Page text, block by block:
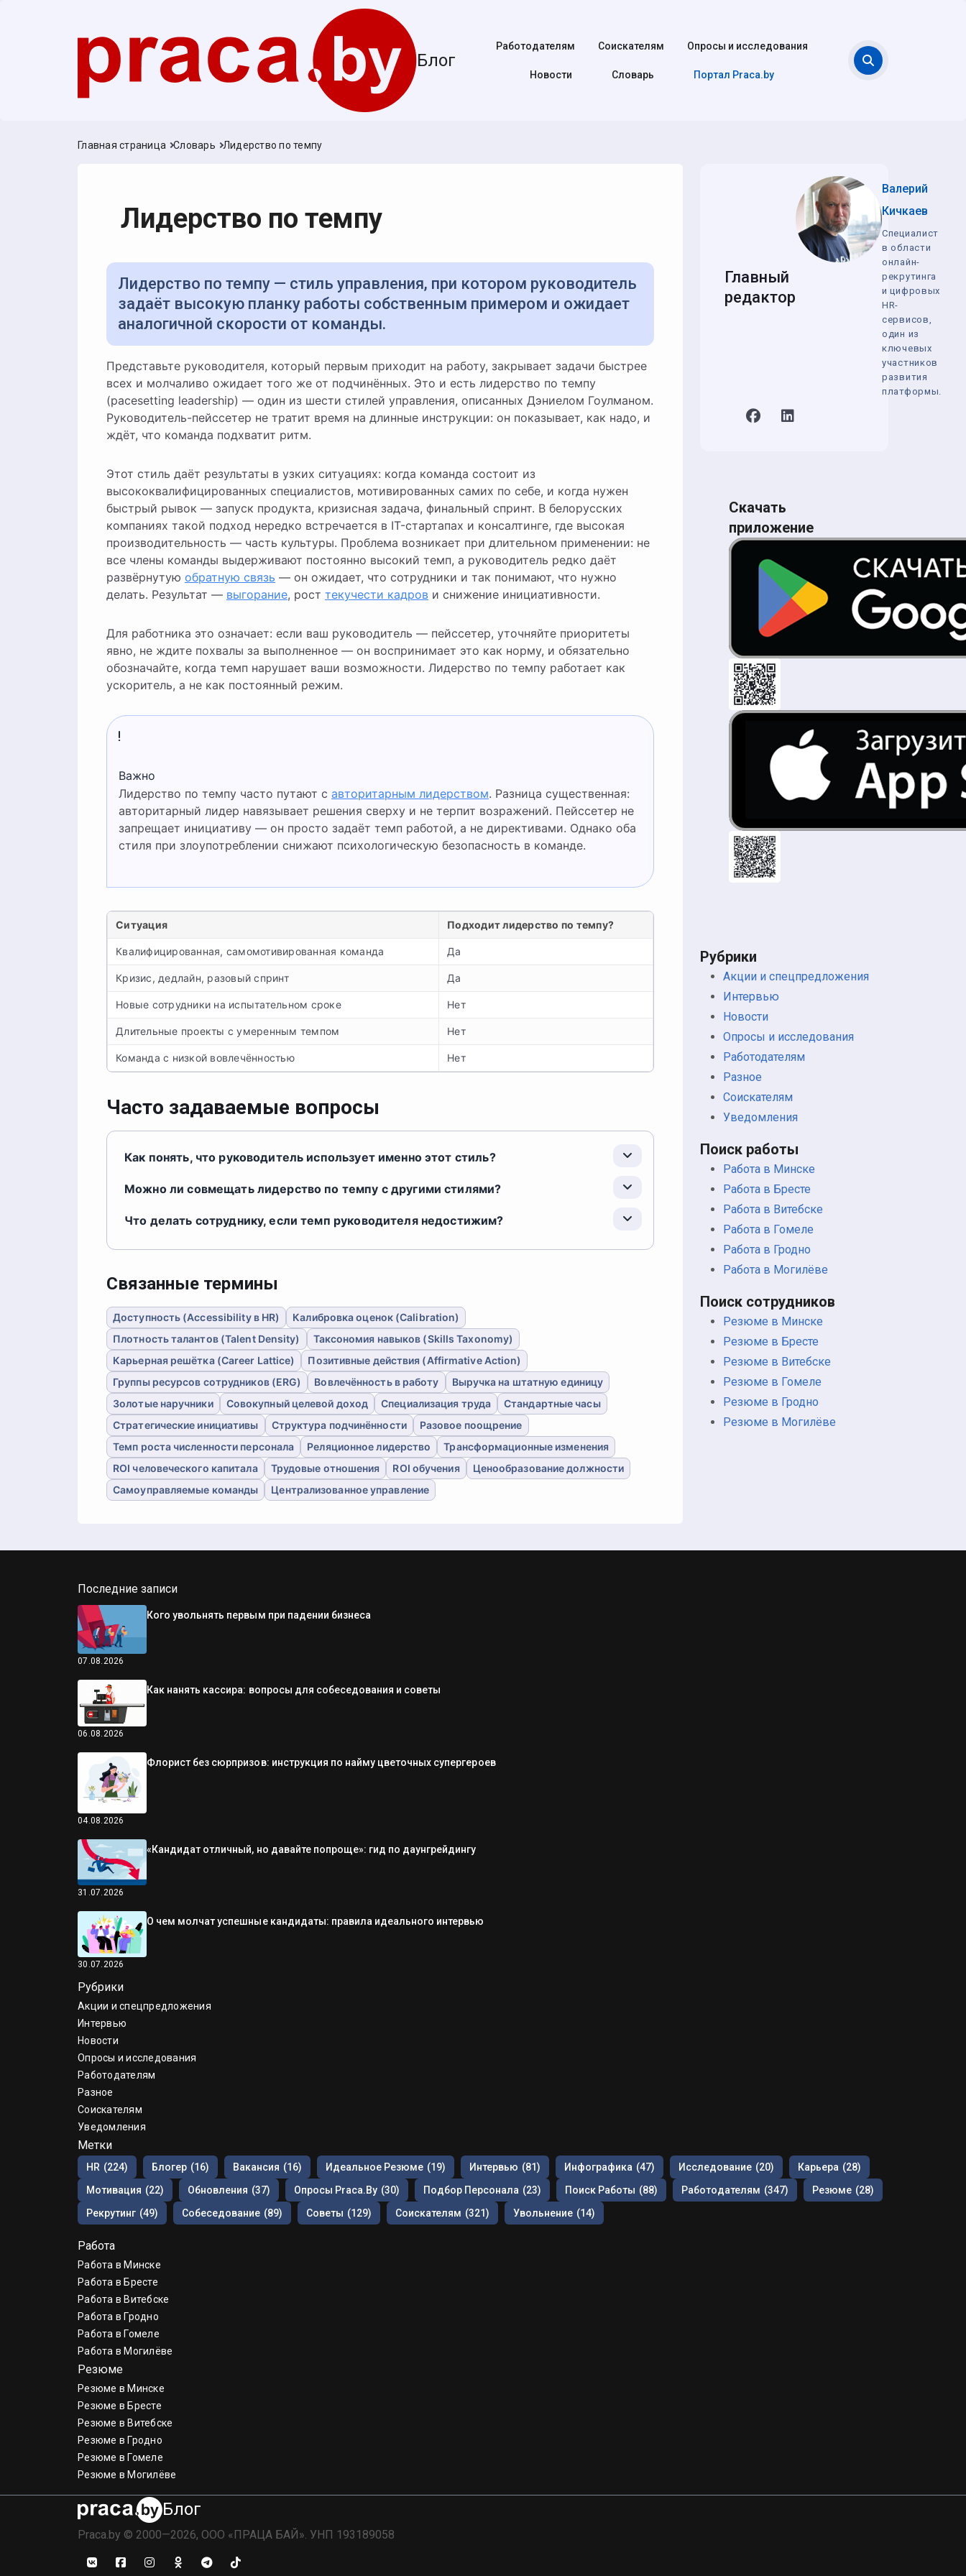
Блог
Работодателям Соискателям Опросы и исследования
Новости Cловарь Портал Praca.by
Главная страница Словарь Лидерство по темпу
Лидерство по темпу
Лидерство по темпу — стиль управления, при котором руководитель
задаёт высокую планку работы собственным примером и ожидает
аналогичной скорости от команды.
Представьте руководителя, который первым приходит на работу, закрывает задачи быстрее
всех и молчаливо ожидает того же от подчинённых. Это и есть лидерство по темпу
(pacesetting leadership) — один из шести стилей управления, описанных Дэниелом Гоулманом.
Руководитель-пейссетер не тратит время на длинные инструкции: он показывает, как надо, и
ждёт, что команда подхватит ритм.
Этот стиль даёт результаты в узких ситуациях: когда команда состоит из
высококвалифицированных специалистов, мотивированных самих по себе, и когда нужен
быстрый рывок — запуск продукта, кризисная задача, финальный спринт. В белорусских
компаниях такой подход нередко встречается в IT-стартапах и консалтинге, где высокая
производительность — часть культуры. Проблема возникает при длительном применении: не
все члены команды выдерживают постоянно высокий темп, а руководитель редко даёт
развёрнутую обратную связь — он ожидает, что сотрудники и так понимают, что нужно
делать. Результат — выгорание, рост текучести кадров и снижение инициативности.
Для работника это означает: если ваш руководитель — пейссетер, уточняйте приоритеты
явно, не ждите похвалы за выполненное — он воспринимает это как норму, и обязательно
обозначайте, когда темп нарушает ваши возможности. Лидерство по темпу работает как
ускоритель, а не как постоянный режим.
Важно
Лидерство по темпу часто путают с авторитарным лидерством. Разница существенная:
авторитарный лидер навязывает решения сверху и не терпит возражений. Пейссетер не
запрещает инициативу — он просто задаёт темп работой, а не директивами. Однако оба
стиля при злоупотреблении снижают психологическую безопасность в команде.
Ситуация Подходит лидерство по темпу?
Квалифицированная, самомотивированная команда Да
Кризис, дедлайн, разовый спринт Да
Новые сотрудники на испытательном сроке Нет
Длительные проекты с умеренным темпом Нет
Команда с низкой вовлечённостью Нет
Часто задаваемые вопросы
Как понять, что руководитель использует именно этот стиль?
Можно ли совмещать лидерство по темпу с другими стилями?
Что делать сотруднику, если темп руководителя недостижим?
Связанные термины
Доступность (Accessibility в HR)
Калибровка оценок (Calibration)
Плотность талантов (Talent Density)
Таксономия навыков (Skills Taxonomy)
Карьерная решётка (Career Lattice)
Позитивные действия (Affirmative Action)
Группы ресурсов сотрудников (ERG)
Вовлечённость в работу
Выручка на штатную единицу
Золотые наручники
Совокупный целевой доход Специализация труда
Стандартные часы
Стратегические инициативы
Структура подчинённости
Разовое поощрение
Темп роста численности персонала
Реляционное лидерство
Трансформационные изменения
ROI человеческого капитала
Трудовые отношения ROI обучения
Ценообразование должности
Самоуправляемые команды
Централизованное управление
Главный
редактор
Валерий
Кичкаев
Специалист
в области
онлайн-
рекрутинга
и цифровых
HR-
сервисов,
один из
ключевых
участников
развития
платформы.
Скачать
приложение
Рубрики
Акции и спецпредложения
Интервью
Новости
Опросы и исследования
Работодателям
Разное
Соискателям
Уведомления
Поиск работы
Работа в Минске
Работа в Бресте
Работа в Витебске
Работа в Гомеле
Работа в Гродно
Работа в Могилёве
Поиск сотрудников
Резюме в Минске
Резюме в Бресте
Резюме в Витебске
Резюме в Гомеле
Резюме в Гродно
Резюме в Могилёве
Последние записи
07.08.2026
Кого увольнять первым при падении бизнеса
06.08.2026
Как нанять кассира: вопросы для собеседования и советы
04.08.2026
Флорист без сюрпризов: инструкция по найму цветочных супергероев
31.07.2026
«Кандидат отличный, но давайте попроще»: гид по даунгрейдингу
30.07.2026
О чем молчат успешные кандидаты: правила идеального интервью
Рубрики
Акции и спецпредложения
Интервью
Новости
Опросы и исследования
Работодателям
Разное
Соискателям
Уведомления
Метки
HR (224) Блогер (16) Вакансия (16) Идеальное Резюме (19) Интервью (81) Инфографика (47) Исследование (20) Карьера (28)
Мотивация (22) Обновления (37) Опросы Praca.by (30) Подбор Персонала (23) Поиск Работы (88) Работодателям (347) Резюме (28)
Рекрутинг (49) Собеседование (89) Советы (129) Соискателям (321) Увольнение (14)
Работа
Работа в Минске
Работа в Бресте
Работа в Витебске
Работа в Гродно
Работа в Гомеле
Работа в Могилёве
Резюме
Резюме в Минске
Резюме в Бресте
Резюме в Витебске
Резюме в Гродно
Резюме в Гомеле
Резюме в Могилёве
Блог
Praca.by © 2000—2026, ООО «ПРАЦА БАЙ». УНП 193189058